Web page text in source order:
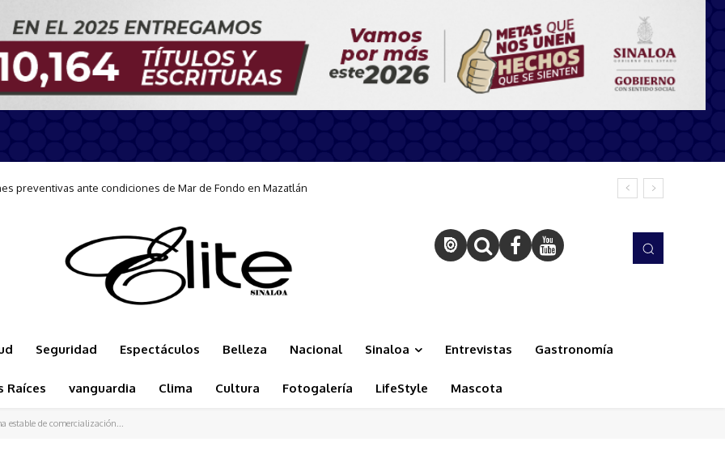
Mazatlán con curso de Lengua de Señas
Seguridad Espectáculos Belleza Nacional Sinaloa Entrevistas Gastronomía
Raíces vanguardia Clima Cultura Fotogalería LifeStyle Mascota
estable de comercialización...